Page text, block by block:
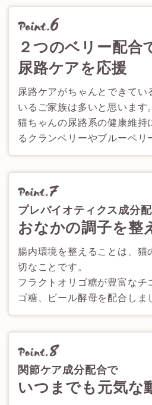
２つのベリー配合
尿路ケアを応援
尿路ケアがちゃんとできてい
いるご家族は多いと思います。
猫ちゃんの尿路系の健康維持
るクランベリーやブルーベリ
プレバイオティクス成分
おなかの調子を整
腸内環境を整えることは、猫
切なことです。
フラクトオリゴ糖が豊富なチ
ゴ糖、ビール酵母を配合しま
関節ケア成分配合で
いつまでも元気な